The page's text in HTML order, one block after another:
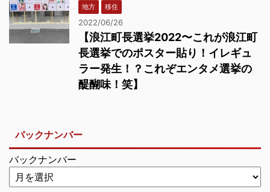
地方
移住
2022/06/26
【浪江町長選挙2022〜これが浪江町
長選挙でのポスター貼り！イレギュ
ラー発生！？これぞエンタメ選挙の
醍醐味！笑】
バックナンバー
バックナンバー